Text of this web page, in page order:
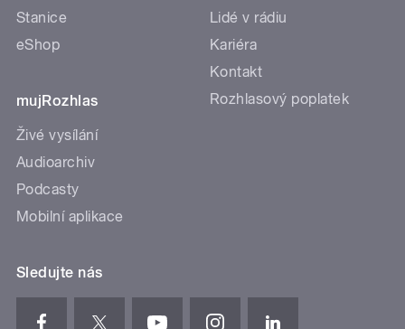
Stanice
eShop
mujRozhlas
Živé vysílání
Audioarchiv
Podcasty
Mobilní aplikace
Lidé v rádiu
Kariéra
Kontakt
Rozhlasový poplatek
Sledujte nás